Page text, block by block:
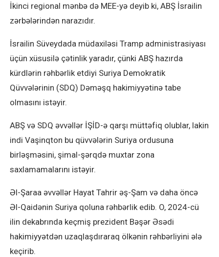
İkinci regional mənbə də MEE-yə deyib ki, ABŞ İsrailin
zərbələrindən narazıdır.
İsrailin Süveydada müdaxiləsi Tramp administrasiyası
üçün xüsusilə çətinlik yaradır, çünki ABŞ hazırda
kürdlərin rəhbərlik etdiyi Suriya Demokratik
Qüvvələrinin (SDQ) Dəməşq hakimiyyətinə tabe
olmasını istəyir.
ABŞ və SDQ əvvəllər İŞİD-ə qarşı müttəfiq olublar, lakin
indi Vaşinqton bu qüvvələrin Suriya ordusuna
birləşməsini, şimal-şərqdə muxtar zona
saxlamamalarını istəyir.
Əl-Şaraa əvvəllər Hayat Tahrir əş-Şam və daha öncə
Əl-Qaidənin Suriya qoluna rəhbərlik edib. O, 2024-cü
ilin dekabrında keçmiş prezident Bəşər Əsədi
hakimiyyətdən uzaqlaşdıraraq ölkənin rəhbərliyini ələ
keçirib.